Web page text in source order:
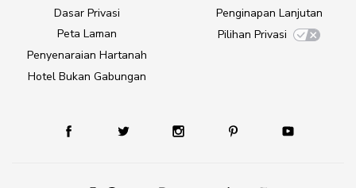
Dasar Privasi
Peta Laman
Penyenaraian Hartanah
Hotel Bukan Gabungan
Penginapan Lanjutan
Pilihan Privasi